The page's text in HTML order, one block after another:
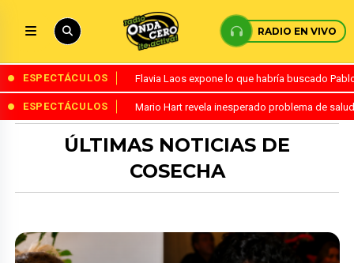
RADIO EN VIVO
ESPECTÁCULOS Flavia Laos expone lo que habría buscado
ESPECTÁCULOS Mario Hart revela inesperado problema de
ÚLTIMAS NOTICIAS DE
COSECHA